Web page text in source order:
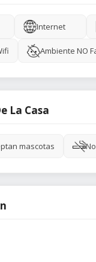
Internet
Ambiente NO
La Casa
mascotas